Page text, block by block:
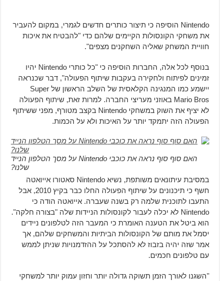
Nintendo הוסיפה כי תיצור כותרים חדשים לגמרי, במקום להעביר
את משחקי הקונסולות הקיימים שלהם כדי "להבטיח את איכות
חוויית המשחק שאליה השחקנים מצפים".
בנוסף לכל אלה, החברות הוסיפה כי "כל כותרי Nintendo יהיו
זמינים לפיתוח ולחקירה בעקבות שיתוף הפעולה", דבר שכנראה
יישמע כמו המנגינה הקלאסית של השלב הראשון של Super
Mario Bros באוזני מעריצי החברה. למרות זאת, שיתוף הפעולה
לא יציף את השוק במשחקי Nintendo בקצב מטורף, מפני ששיתוף
הפעולה הזה יתמקד יותר על האיכות ולא על הכמות.
האם סוף סוף נראה את כוכבי Nintendo על מסך הטלפון הנייד
שלנו?
במסיבת עיתונאים משותפת, נשיא Nintendo סאטורו אייואטה
חשף כי תיכנונים על שיתוף הפעולה החלו כבר בקיץ 2010, אבל
התעבו לתוכנית שלמה רק בשנה שעברה. אייואטה הודה כי
Nintendo לא יכלה לעבור לקונסולות הניידות שלה "בצורה חלקה".
הוא ביטל את הטענה האומרת כי המעבר הזה לטלפונים ניידים
יסמל את מותם של הקונסולות הביתיות והמשחקים שלהם, אך
אמר שזה יהיה בזבוז לא להסתכל על ההזדמנויות שניתן לממש
עם טלפונים חכמים.
"השגנו לאורך הזמן תשוקה גדולה יותר וחזון עמוק יותר למשחקי